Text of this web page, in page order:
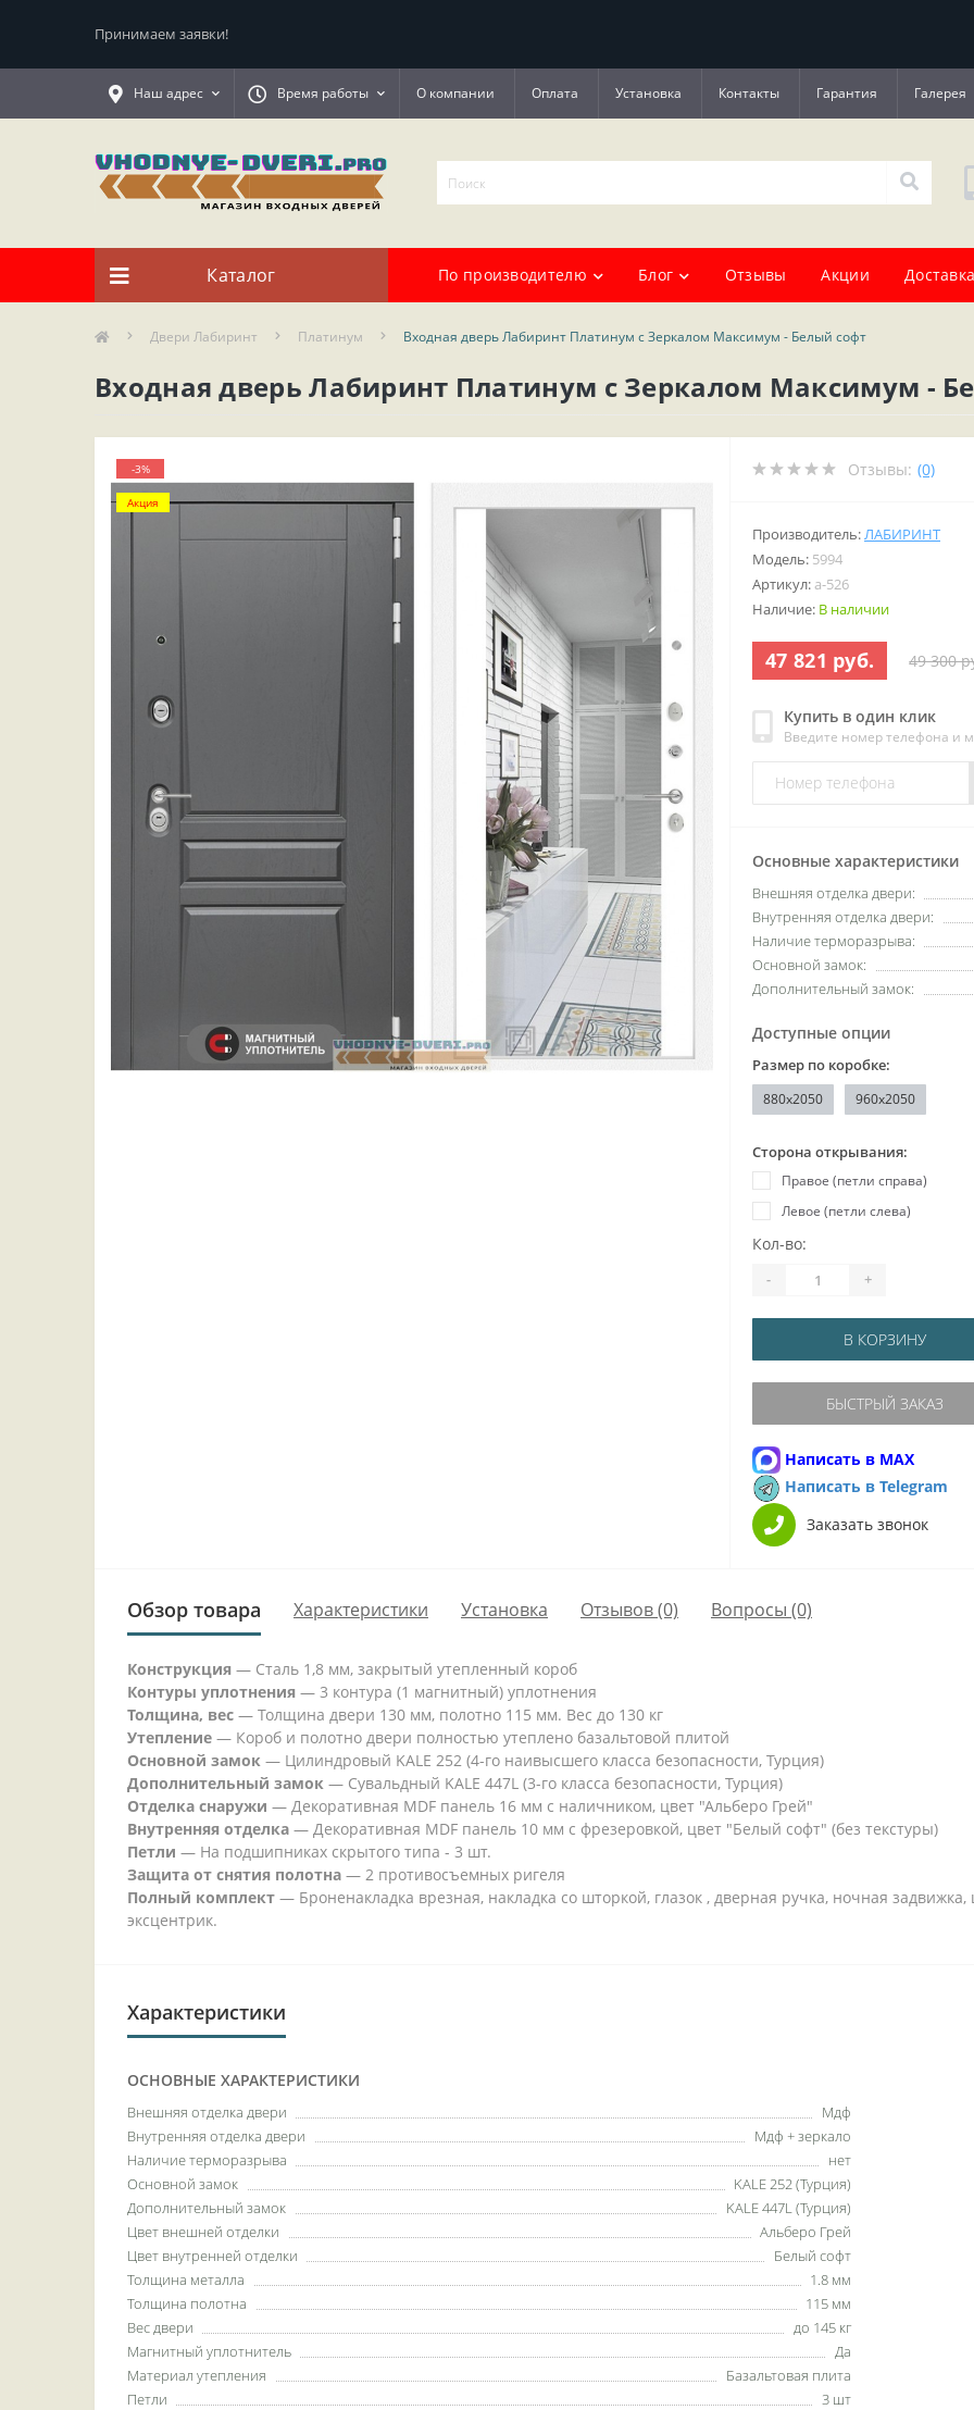
Принимаем заявки!
Наш адрес Время работы О компании Оплата Установка Контакты Гарантия Галерея
Каталог По производителю Блог Отзывы Акции
Двери Лабиринт Платинум Входная дверь Лабиринт Платинум с Зеркалом Максимум - Белый софт
Входная дверь Лабиринт Платинум с Зеркалом Максимум -
-3%
Акция
Отзывы: (0)
Производитель: ЛАБИРИНТ
Модель: 5994
Артикул: a-526
Наличие: В наличии
47 821 руб. 49 300
Купить в один клик
Введите номер телефона и
Основные характеристики
Внешняя отделка двери:
Внутренняя отделка двери:
Наличие терморазрыва:
Основной замок:
Дополнительный замок:
Доступные опции
Размер по коробке:
880x2050 960x2050
Сторона открывания:
Правое (петли справа)
Левое (петли слева)
Кол-во:
- +
В КОРЗИНУ
БЫСТРЫЙ ЗАКАЗ
Написать в MAX
Написать в Telegram
Заказать звонок
Обзор товара Характеристики Установка Отзывов (0) Вопросы (0)
Конструкция — Сталь 1,8 мм, закрытый утепленный короб
Контуры уплотнения — 3 контура (1 магнитный) уплотнения
Толщина, вес — Толщина двери 130 мм, полотно 115 мм. Вес до 130 кг
Утепление — Короб и полотно двери полностью утеплено базальтовой плитой
Основной замок — Цилиндровый KALE 252 (4-го наивысшего класса безопасности, Турция)
Дополнительный замок — Сувальдный KALE 447L (3-го класса безопасности, Турция)
Отделка снаружи — Декоративная MDF панель 16 мм с наличником, цвет "Альберо Грей"
Внутренняя отделка — Декоративная MDF панель 10 мм с фрезеровкой, цвет "Белый софт" (без текстуры)
Петли — На подшипниках скрытого типа - 3 шт.
Защита от снятия полотна — 2 противосъемных ригеля
Полный комплект — Броненакладка врезная, накладка со шторкой, глазок , дверная ручка, ночная
эксцентрик.
Характеристики
ОСНОВНЫЕ ХАРАКТЕРИСТИКИ
Внешняя отделка двери
Мдф
Внутренняя отделка двери
Мдф + зеркало
Наличие терморазрыва
нет
Основной замок
KALE 252 (Турция)
Дополнительный замок
KALE 447L (Турция)
Цвет внешней отделки
Альберо Грей
Цвет внутренней отделки
Белый софт
Толщина металла
1.8 мм
Толщина полотна
115 мм
Вес двери
до 145 кг
Магнитный уплотнитель
Да
Материал утепления
Базальтовая плита
Петли
3 шт